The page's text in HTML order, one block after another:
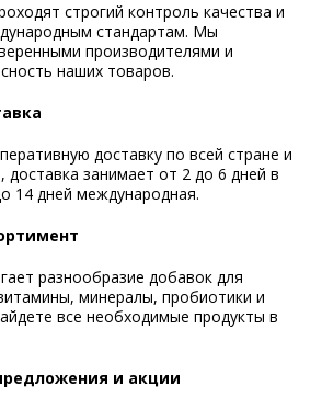
строгий контроль качества и
стандартам. Мы
производителями и
наших товаров.
доставку по всей стране и
доставка занимает от 2 до 6 дней в
14 дней международная.
разнообразие добавок для
минералы, пробиотики и
все необходимые продукты в
и акции